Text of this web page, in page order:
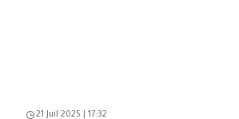
21 Juil 2025 | 17:32